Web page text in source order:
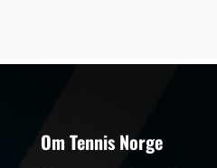
Om Tennis Norge